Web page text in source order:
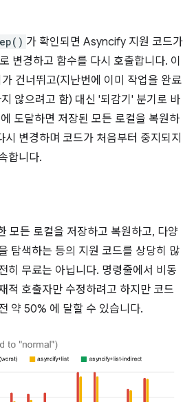
가 확인되면 Asyncify 지원 코드가
로 변경하고 함수를 다시 호출합니다. 이
건너뛰고(지난번에 이미 작업을 완료
않으려고 함) 대신 '되감기' 분기로 바
도달하면 저장된 모든 로컬을 복원하
변경하며 코드가 처음부터 중지되지
합니다.
모든 로컬을 저장하고 복원하고, 다양
탐색하는 등의 지원 코드를 상당히 많
히 무료는 아닙니다. 명령줄에서 비동
적 호출자만 수정하려고 하지만 코드
약 50% 에 달할 수 있습니다.